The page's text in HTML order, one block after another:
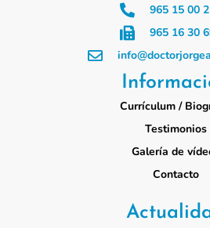
965 15 00
965 16 30
Currículum /
Testimonios
Galería de
Contacto